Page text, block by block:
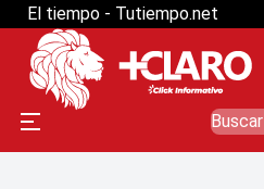
El tiempo - Tutiempo.net